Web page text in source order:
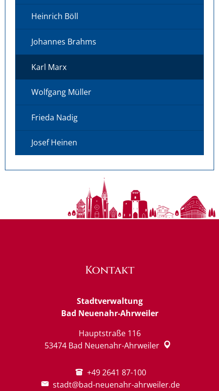
Heinrich Böll
Johannes Brahms
Karl Marx
Wolfgang Müller
Frieda Nadig
Josef Heinen
Kontakt
Stadtverwaltung
Bad Neuenahr-Ahrweiler
Hauptstraße 116
53474 Bad Neuenahr-Ahrweiler
+49 2641 87-100
stadt@bad-neuenahr-ahrweiler.de